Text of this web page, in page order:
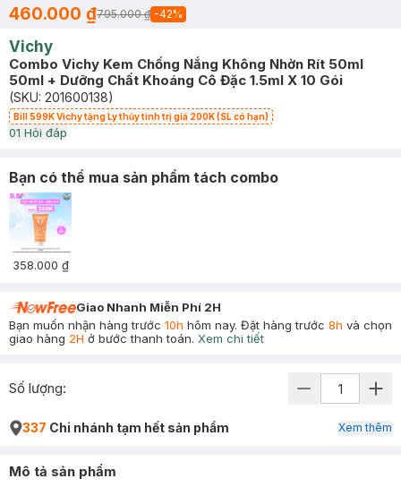
460.000 ₫795.000 ₫ -42%
Vichy
Combo Vichy Kem Chống Nắng Không Nhờn Rít 50ml
50ml + Dưỡng Chất Khoáng Cô Đặc 1.5ml X 10 Gói
(SKU: 201600138)
Bill 599K Vichy tặng Ly thủy tinh trị giá 200K (SL có hạn)
01 Hỏi đáp
Bạn có thể mua sản phẩm tách combo
358.000 ₫
Giao Nhanh Miễn Phí 2H
Bạn muốn nhận hàng trước 10h hôm nay. Đặt hàng trước 8h và chọn
giao hàng 2H ở bước thanh toán. Xem chi tiết
Số lượng:
337 Chi nhánh tạm hết sản phẩm Xem thêm
Mô tả sản phẩm